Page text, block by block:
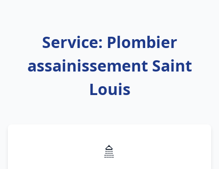
Service: Plombier
assainissement Saint
Louis
🚿